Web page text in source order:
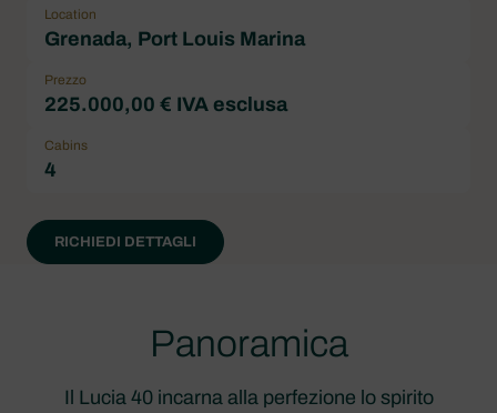
Location
Grenada, Port Louis Marina
Prezzo
225.000,00 € IVA esclusa
Cabins
4
RICHIEDI DETTAGLI
Panoramica
Il Lucia 40 incarna alla perfezione lo spirito